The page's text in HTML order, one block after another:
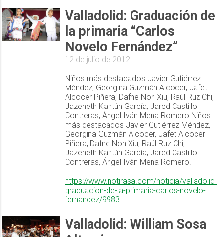
Valladolid: Graduación de
la primaria “Carlos
Novelo Fernández”
12 de julio de 2012
Niños más destacados Javier Gutiérrez
Méndez, Georgina Guzmán Alcocer, Jafet
Alcocer Piñera, Dafne Noh Xiu, Raúl Ruz Chi,
Jazeneth Kantún García, Jared Castillo
Contreras, Ángel Iván Mena Romero.Niños
más destacados Javier Gutiérrez Méndez,
Georgina Guzmán Alcocer, Jafet Alcocer
Piñera, Dafne Noh Xiu, Raúl Ruz Chi,
Jazeneth Kantún García, Jared Castillo
Contreras, Ángel Iván Mena Romero.
https://www.notirasa.com/noticia/valladolid-
graduacion-de-la-primaria-carlos-novelo-
fernandez/9983
Valladolid: William Sosa